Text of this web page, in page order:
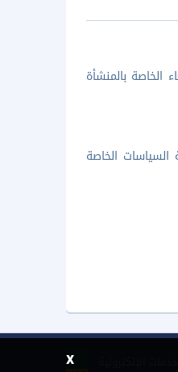
الخاصة بالمنشأة
الخاصة
x